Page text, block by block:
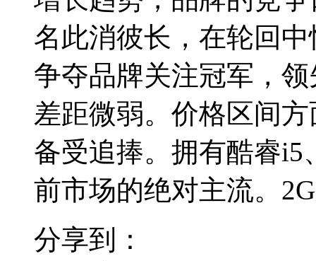
名此消彼长，在轮回
争夺品牌关注冠军，
差距微弱。价格区间
备受追捧。拥有酷睿i5
前市场的绝对主流。
分享到：